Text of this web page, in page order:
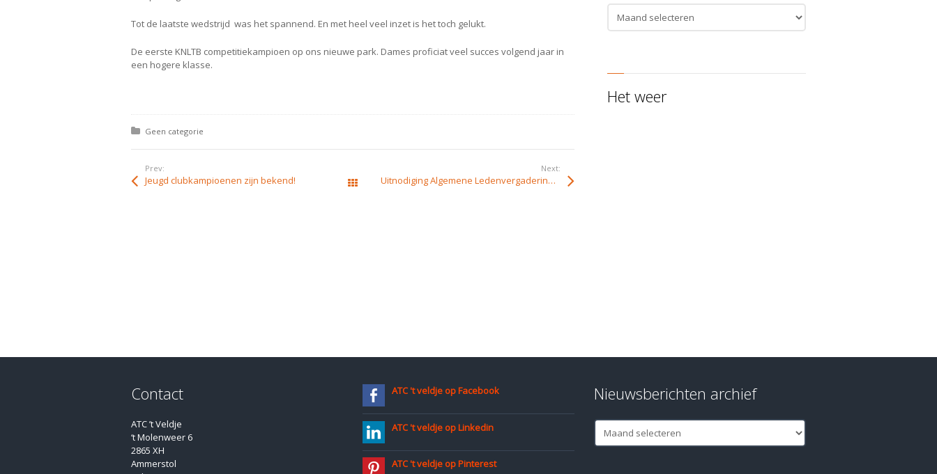
Tot de laatste wedstrijd was het spannend. En met heel veel inzet is het toch gelukt.
De eerste KNLTB competitiekampioen op ons nieuwe park. Dames proficiat veel succes volgend jaar in
een hogere klasse.
Posted in:
Geen categorie
Prev:
Jeugd clubkampioenen zijn bekend! Alle berichten
Next:
Uitnodiging Algemene Ledenvergadering 2015
Archief
nieuwsberichten
Het weer
Contact
ATC ’t Veldje
‘t Molenweer 6
2865 XH
Ammerstol
ATC 't veldje op Facebook
ATC 't veldje op Linkedin
ATC 't veldje op Pinterest
Nieuwsberichten archief
Nieuwsberichten
archief